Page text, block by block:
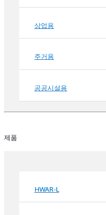
상업용
주거용
공공시설용
제품
HWAR-L